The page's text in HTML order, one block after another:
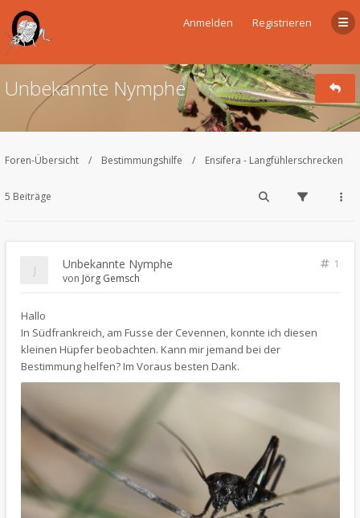
Anmelden Registrieren
Unbekannte Nymphe
Foren-Übersicht Bestimmungshilfe Ensifera - Langfühlerschrecken
5 Beiträge
Unbekannte Nymphe
1
von Jörg Gemsch
Hallo
In Südfrankreich, am Fusse der Cevennen, konnte ich diesen
kleinen Hüpfer beobachten. Kann mir jemand bei der
Bestimmung helfen? Im Voraus besten Dank.